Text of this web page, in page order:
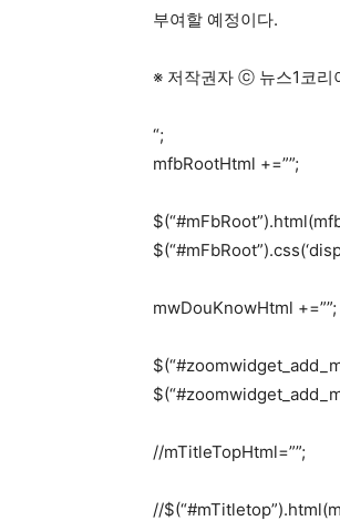
부여할 예정이다.
※ 저작권자 ⓒ 뉴스1코리
“;
mfbRootHtml +=””;
mwDouKnowHtml +=””;
//mTitleTopHtml=””;
//